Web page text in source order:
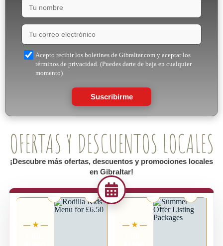
Acepto recibir los boletines de Gibraltar.com y aceptar los
términos de privacidad. (Puedes darte de baja en cualquier
momento)
Suscribirme
OFERTAS Y DESCUENTOS LOCALES
¡Descubre más ofertas, descuentos y promociones locales
en Gibraltar!